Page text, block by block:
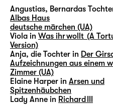
Angustias, Bernardas
Albas Haus
deutsche märchen (UA)
Viola in Was ihr wollt (A
Version)
Anja, die Tochter in Der
Aufzeichnungen aus einem
Zimmer (UA)
Elaine Harper in Arsen und
Spitzenhäubchen
Lady Anne in Richard III